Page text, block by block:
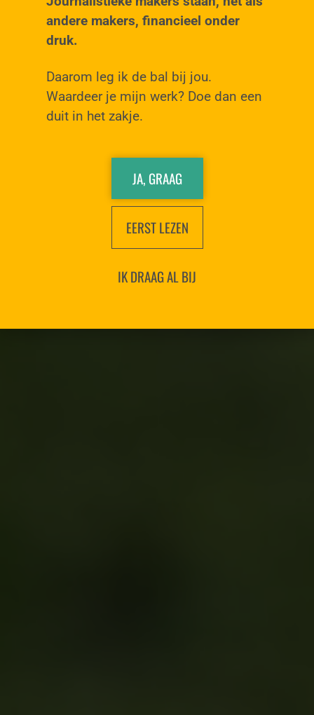
andere makers, financieel onder
druk.
Daarom leg ik de bal bij jou.
Waardeer je mijn werk? Doe dan een
duit in het zakje.
JA, GRAAG
EERST LEZEN
IK DRAAG AL BIJ